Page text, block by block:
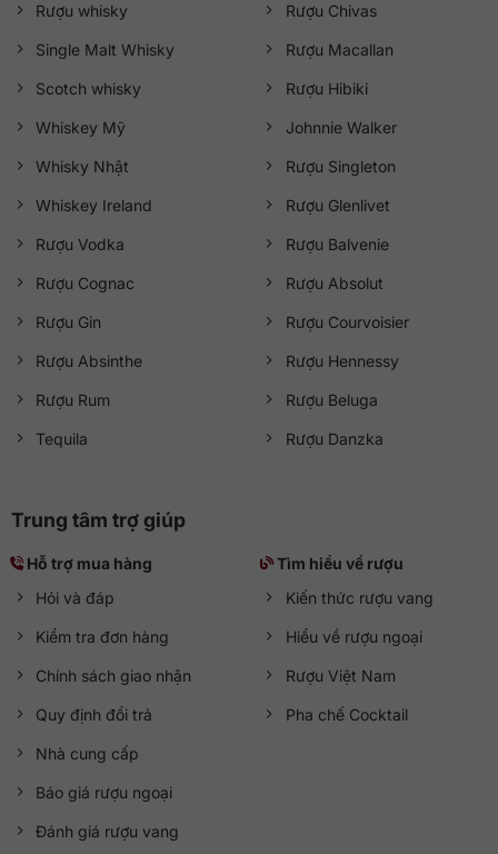
Rượu whisky
Single Malt Whisky
Scotch whisky
Whiskey Mỹ
Whisky Nhật
Whiskey Ireland
Rượu Vodka
Rượu Cognac
Rượu Gin
Rượu Absinthe
Rượu Rum
Tequila
Rượu Chivas
Rượu Macallan
Rượu Hibiki
Johnnie Walker
Rượu Singleton
Rượu Glenlivet
Rượu Balvenie
Rượu Absolut
Rượu Courvoisier
Rượu Hennessy
Rượu Beluga
Rượu Danzka
Trung tâm trợ giúp
Hỗ trợ mua hàng
Hỏi và đáp
Kiểm tra đơn hàng
Chính sách giao nhận
Quy định đổi trả
Nhà cung cấp
Báo giá rượu ngoại
Đánh giá rượu vang
Tìm hiểu về rượu
Kiến thức rượu vang
Hiểu về rượu ngoại
Rượu Việt Nam
Pha chế Cocktail